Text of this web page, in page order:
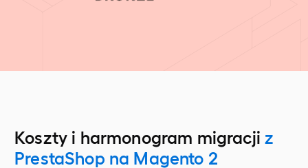
Koszty i harmonogram migracji z
PrestaShop na Magento 2